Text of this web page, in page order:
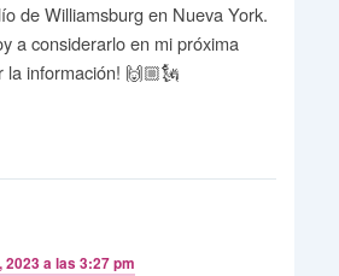
de Williamsburg en Nueva York.
a considerarlo en mi próxima
la información! 🙌🏼🗽
2023 a las 3:27 pm